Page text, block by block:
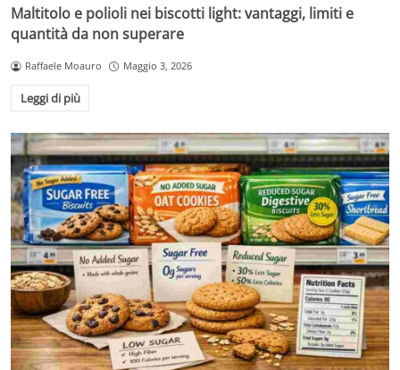
Maltitolo e polioli nei biscotti light: vantaggi, limiti e
quantità da non superare
Raffaele Moauro Maggio 3, 2026
Leggi di più